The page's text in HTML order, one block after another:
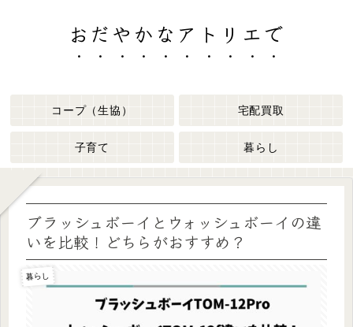
おだやかなアトリエで
コープ（生協） 宅配買取
子育て 暮らし
ブラッシュボーイとウォッシュボーイの違
いを比較！どちらがおすすめ？
暮らし